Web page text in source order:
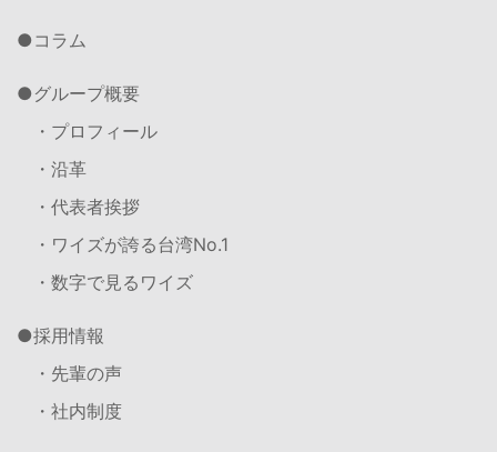
コラム
グループ概要
・プロフィール
・沿革
・代表者挨拶
・ワイズが誇る台湾No.1
・数字で見るワイズ
採用情報
・先輩の声
・社内制度